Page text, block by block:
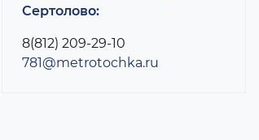
Сертолово:
8(812) 209-29-10
781@metrotochka.ru